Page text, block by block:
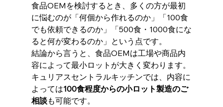
食品OEMを検討するとき、多くの方が最初
に悩むのが「何個から作れるのか」「100食
でも依頼できるのか」「500食・1000食にな
ると何が変わるのか」という点です。
結論から言うと、食品OEMは工場や商品内
容によって最小ロットが大きく変わります。
キュリアスセントラルキッチンでは、内容に
よっては100食程度からの小ロット製造のご
相談も可能です。